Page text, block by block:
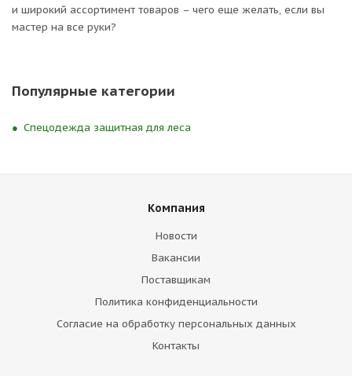
и широкий ассортимент товаров – чего еще желать, если вы
мастер на все руки?
Популярные категории
Спецодежда защитная для леса
Компания
Новости
Вакансии
Поставщикам
Политика конфиденциальности
Согласие на обработку персональных данных
Контакты